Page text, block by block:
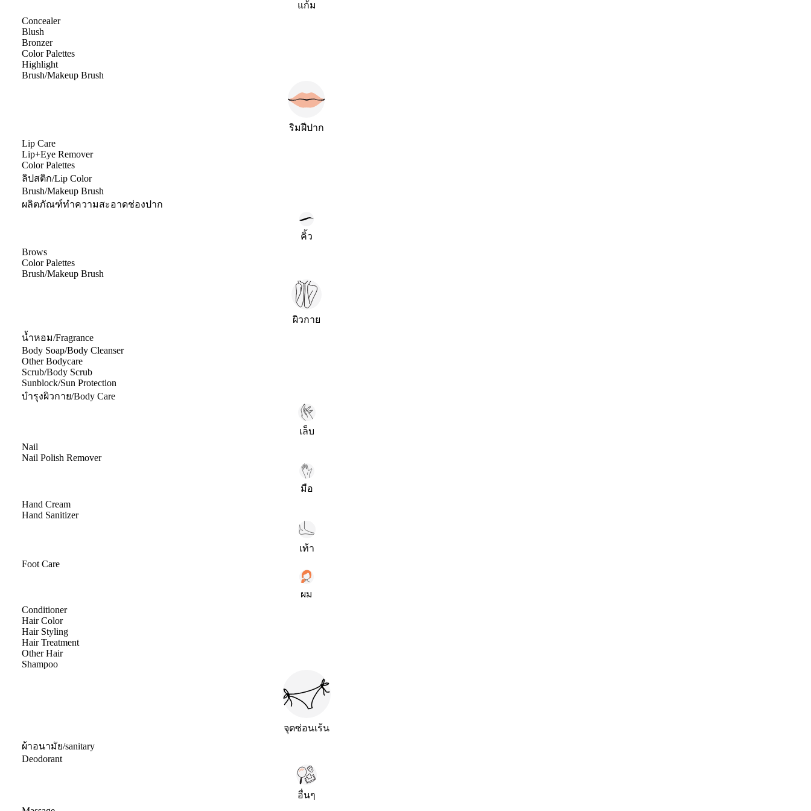
แก้ม
Concealer
Blush
Bronzer
Color Palettes
Highlight
Brush/Makeup Brush
ริมฝีปาก
Lip Care
Lip+Eye Remover
Color Palettes
ลิปสติก/Lip Color
Brush/Makeup Brush
ผลิตภัณฑ์ทำความสะอาดช่องปาก
คิ้ว
Brows
Color Palettes
Brush/Makeup Brush
ผิวกาย
น้ำหอม/Fragrance
Body Soap/Body Cleanser
Other Bodycare
Scrub/Body Scrub
Sunblock/Sun Protection
บำรุงผิวกาย/Body Care
เล็บ
Nail
Nail Polish Remover
มือ
Hand Cream
Hand Sanitizer
เท้า
Foot Care
ผม
Conditioner
Hair Color
Hair Styling
Hair Treatment
Other Hair
Shampoo
จุดซ่อนเร้น
ผ้าอนามัย/sanitary
Deodorant
อื่นๆ